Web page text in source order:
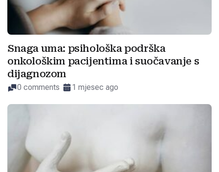
Snaga uma: psihološka podrška
onkološkim pacijentima i suočavanje s
dijagnozom
0 comments 1 mjesec ago